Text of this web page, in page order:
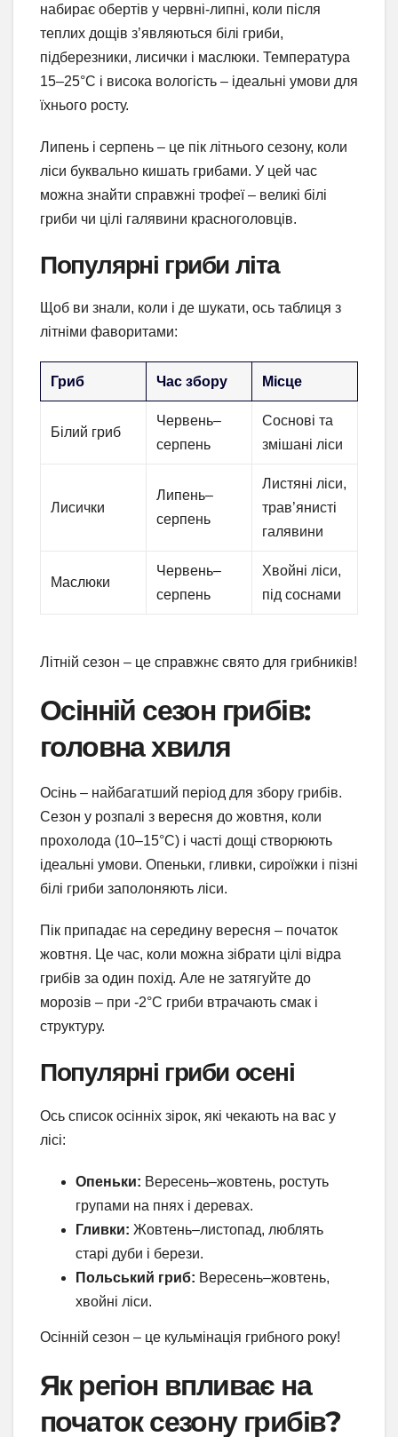
набирає обертів у червні-липні, коли після
теплих дощів з’являються білі гриби,
підберезники, лисички і маслюки. Температура
15–25°C і висока вологість – ідеальні умови для
їхнього росту.
Липень і серпень – це пік літнього сезону, коли
ліси буквально кишать грибами. У цей час
можна знайти справжні трофеї – великі білі
гриби чи цілі галявини красноголовців.
Популярні гриби літа
Щоб ви знали, коли і де шукати, ось таблиця з
літніми фаворитами:
Гриб Час збору Місце
Білий гриб
Червень–
серпень
Соснові та
змішані ліси
Лисички
Липень–
серпень
Листяні ліси,
трав’янисті
галявини
Маслюки
Червень–
серпень
Хвойні ліси,
під соснами
Літній сезон – це справжнє свято для грибників!
Осінній сезон грибів:
головна хвиля
Осінь – найбагатший період для збору грибів.
Сезон у розпалі з вересня до жовтня, коли
прохолода (10–15°C) і часті дощі створюють
ідеальні умови. Опеньки, гливки, сироїжки і пізні
білі гриби заполоняють ліси.
Пік припадає на середину вересня – початок
жовтня. Це час, коли можна зібрати цілі відра
грибів за один похід. Але не затягуйте до
морозів – при -2°C гриби втрачають смак і
структуру.
Популярні гриби осені
Ось список осінніх зірок, які чекають на вас у
лісі:
Опеньки: Вересень–жовтень, ростуть
групами на пнях і деревах.
Гливки: Жовтень–листопад, люблять
старі дуби і берези.
Польський гриб: Вересень–жовтень,
хвойні ліси.
Осінній сезон – це кульмінація грибного року!
Як регіон впливає на
початок сезону грибів?